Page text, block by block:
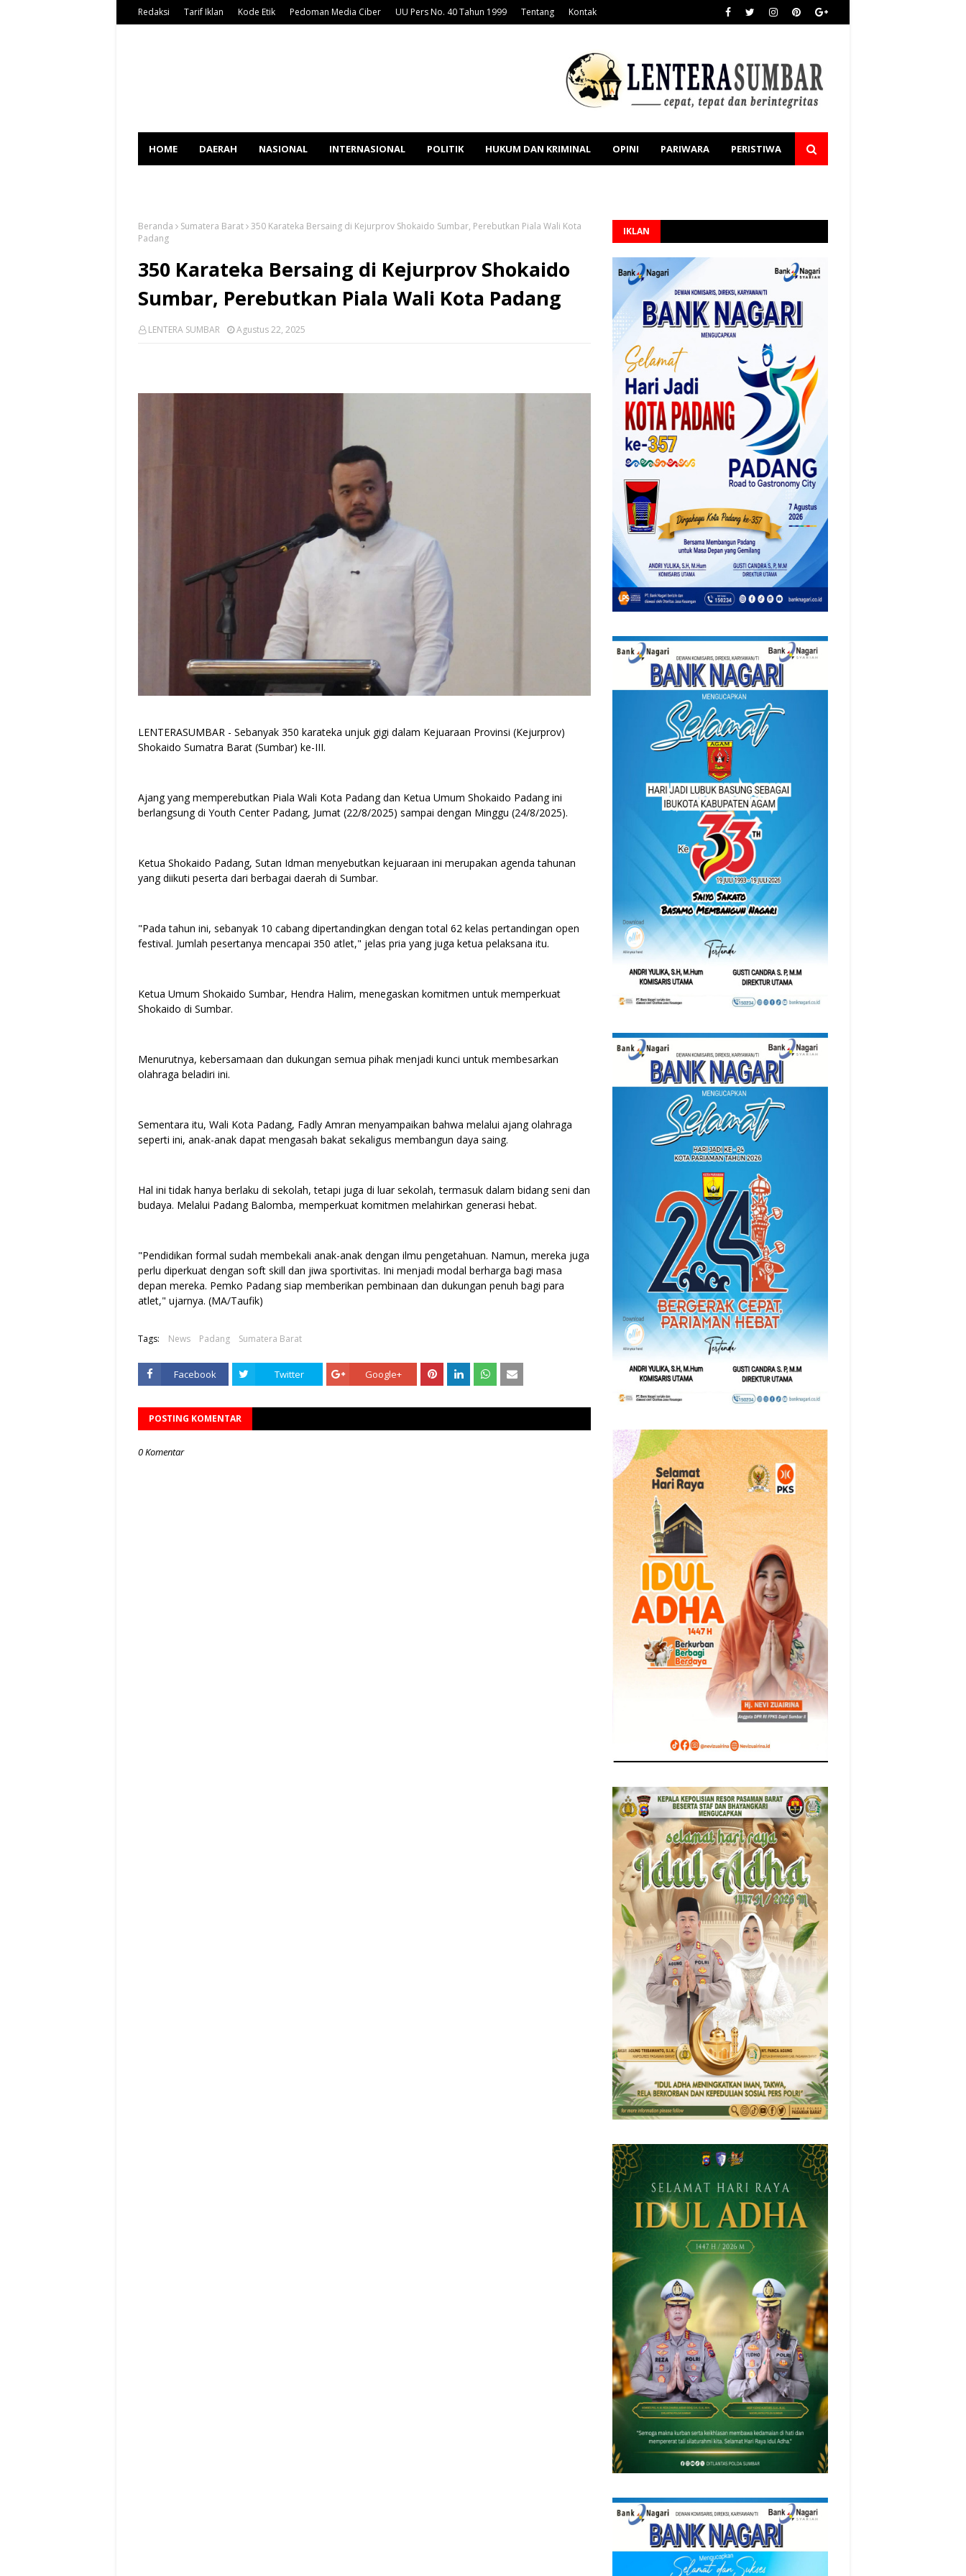
Redaksi Tarif Iklan Kode Etik Pedoman Media Ciber UU Pers No. 40 Tahun 1999 Tentang Kontak
HOME DAERAH NASIONAL INTERNASIONAL POLITIK HUKUM DAN KRIMINAL OPINI PARIWARA PERISTIWA
Beranda Sumatera Barat 350 Karateka Bersaing di Kejurprov Shokaido Sumbar, Perebutkan Piala Wali Kota
Padang
350 Karateka Bersaing di Kejurprov Shokaido
Sumbar, Perebutkan Piala Wali Kota Padang
LENTERA SUMBAR Agustus 22, 2025
LENTERASUMBAR - Sebanyak 350 karateka unjuk gigi dalam Kejuaraan Provinsi (Kejurprov)
Shokaido Sumatra Barat (Sumbar) ke-III.
Ajang yang memperebutkan Piala Wali Kota Padang dan Ketua Umum Shokaido Padang ini
berlangsung di Youth Center Padang, Jumat (22/8/2025) sampai dengan Minggu (24/8/2025).
Ketua Shokaido Padang, Sutan Idman menyebutkan kejuaraan ini merupakan agenda tahunan
yang diikuti peserta dari berbagai daerah di Sumbar.
"Pada tahun ini, sebanyak 10 cabang dipertandingkan dengan total 62 kelas pertandingan open
festival. Jumlah pesertanya mencapai 350 atlet," jelas pria yang juga ketua pelaksana itu.
Ketua Umum Shokaido Sumbar, Hendra Halim, menegaskan komitmen untuk memperkuat
Shokaido di Sumbar.
Menurutnya, kebersamaan dan dukungan semua pihak menjadi kunci untuk membesarkan
olahraga beladiri ini.
Sementara itu, Wali Kota Padang, Fadly Amran menyampaikan bahwa melalui ajang olahraga
seperti ini, anak-anak dapat mengasah bakat sekaligus membangun daya saing.
Hal ini tidak hanya berlaku di sekolah, tetapi juga di luar sekolah, termasuk dalam bidang seni dan
budaya. Melalui Padang Balomba, memperkuat komitmen melahirkan generasi hebat.
"Pendidikan formal sudah membekali anak-anak dengan ilmu pengetahuan. Namun, mereka juga
perlu diperkuat dengan soft skill dan jiwa sportivitas. Ini menjadi modal berharga bagi masa
depan mereka. Pemko Padang siap memberikan pembinaan dan dukungan penuh bagi para
atlet," ujarnya. (MA/Taufik)
Tags: News Padang Sumatera Barat
Facebook Twitter Google+
POSTING KOMENTAR
0 Komentar
IKLAN